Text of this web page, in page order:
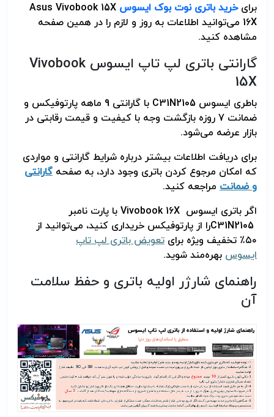
برایخرید باتری نوت بوک ایسوس Asus Vivobook 15X
16X می‌توانید اطلاعات به روز و لازم را در همین صفحه
مشاهده کنید.
گارانتی باتری لپ تاپ ایسوس Vivobook
15X
باطری ایسوس C31N2105
با گارانتی 9 ماهه پارتوفیکس و
ضمانت 7 روزه بازگشت وجه با کیفیت و قیمت رقابتی در
بازار عرضه می‌شود.
برای دریافت اطلاعات بیشتر درباره شرایط گارانتی و مواردی
که امکان مرجوع کردن باتری وجود دارد، به صفحهگارانتی
و ضمانت مراجعه کنید.
اگر باتری ایسوس Vivobook 16X با پارت نامبر
C31N2105را از پارتوفیکس خریداری کنید، می‌توانید از
۵۰٪ تخفیف ویژه برای
تعویض باتری لپ تاپ
ایسوس بهره‌مند شوید.
راهنمای شارژر اولیه باتری و حفظ سلامت
آن